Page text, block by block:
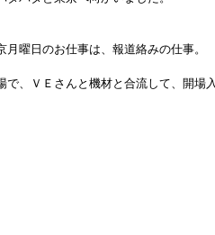
曜日のお仕事は、報道絡みの仕事。
、ＶＥさんと機材と合流して、開場入